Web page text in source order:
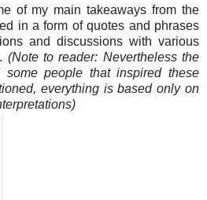
of my main takeaways from the
in a form of quotes and phrases
and discussions with various
(Note to reader: Nevertheless the
people that inspired these
everything is based only on